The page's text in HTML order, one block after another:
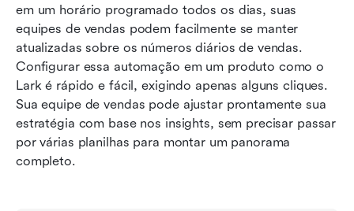
em um horário programado todos os dias, suas
equipes de vendas podem facilmente se manter
atualizadas sobre os números diários de vendas.
Configurar essa automação em um produto como o
Lark é rápido e fácil, exigindo apenas alguns cliques.
Sua equipe de vendas pode ajustar prontamente sua
estratégia com base nos insights, sem precisar passar
por várias planilhas para montar um panorama
completo.